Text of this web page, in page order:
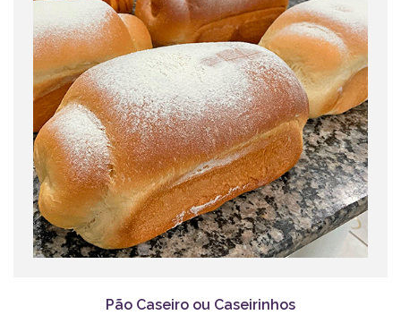
Pão Caseiro ou Caseirinhos